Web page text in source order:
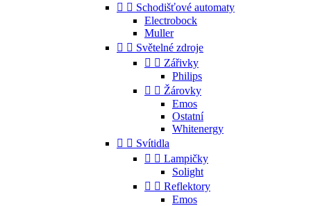
  Schodišťové automaty
Electrobock
Muller
  Světelné zdroje
  Zářivky
Philips
  Žárovky
Emos
Ostatní
Whitenergy
  Svítidla
  Lampičky
Solight
  Reflektory
Emos